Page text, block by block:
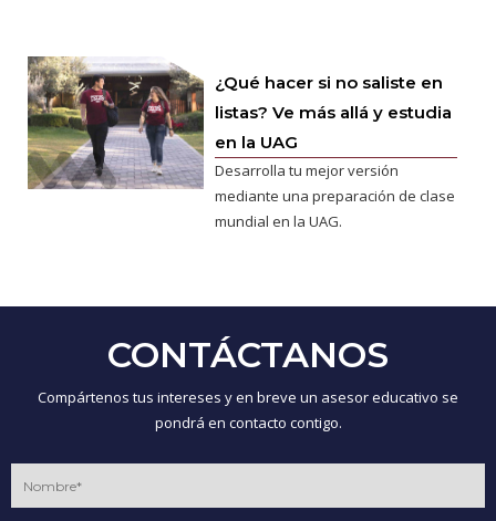
¿Qué hacer si no saliste en
listas? Ve más allá y estudia
en la UAG
Desarrolla tu mejor versión
mediante una preparación de clase
mundial en la UAG.
CONTÁCTANOS
Compártenos tus intereses y en breve un asesor educativo se
pondrá en contacto contigo.